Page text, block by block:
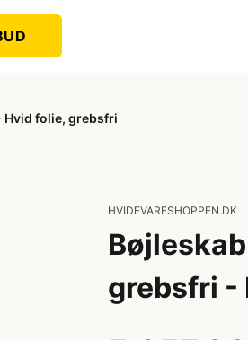
Hvid folie, grebsfri
HVIDEVARESHOPPEN.DK
grebsfri -